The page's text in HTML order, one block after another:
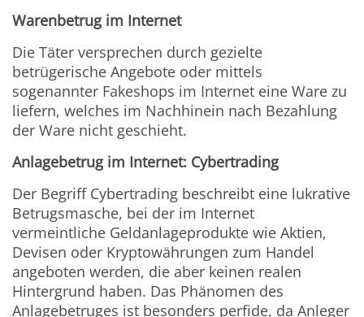
Warenbetrug im Internet
Die Täter versprechen durch gezielte
betrügerische Angebote oder mittels
sogenannter Fakeshops im Internet eine Ware zu
liefern, welches im Nachhinein nach Bezahlung
der Ware nicht geschieht.
Anlagebetrug im Internet: Cybertrading
Der Begriff Cybertrading beschreibt eine lukrative
Betrugsmasche, bei der im Internet
vermeintliche Geldanlageprodukte wie Aktien,
Devisen oder Kryptowährungen zum Handel
angeboten werden, die aber keinen realen
Hintergrund haben. Das Phänomen des
Anlagebetruges ist besonders perfide, da Anleger